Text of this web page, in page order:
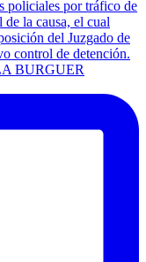
BURGUER